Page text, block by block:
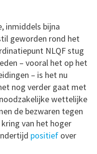
inmiddels bijna
geworden rond het
NLQF stug
– vooral het op het
– is het nu
nog verder gaat met
wettelijke
de bezwaren tegen
van het hoger
positief over